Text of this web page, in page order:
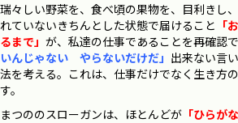
瑞々しい野菜を、食べ頃の果物を、目利きし
れていないきちんとした状態で届けること 「
るまで」 が、私達の仕事であることを再確認で
いんじゃない やらないだけだ」 出来ない言
法を考える。これは、仕事だけでなく生き方
す。
まつののスローガンは、 ほとんどが 「ひらがな